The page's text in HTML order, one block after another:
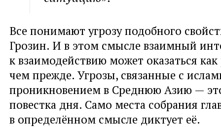
Все понимают угрозу подобного
Грозин. И в этом смысле взаимный
к взаимодействию может оказаться как
чем прежде. Угрозы, связанные с
проникновением в Среднюю Азию —
повестка дня. Само места собрания
в определённом смысле диктует её.